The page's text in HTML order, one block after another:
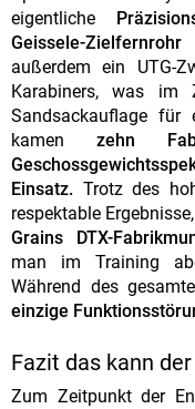
eigentliche
Geissele-
außerdem ein UTG-
Karabiners, was im
Sandsackauflage für
kamen zehn
Einsatz. Trotz des
respektable
Grains DTX-
man im Training
Während des
einzige
Fazit das kann
Zum Zeitpunkt der